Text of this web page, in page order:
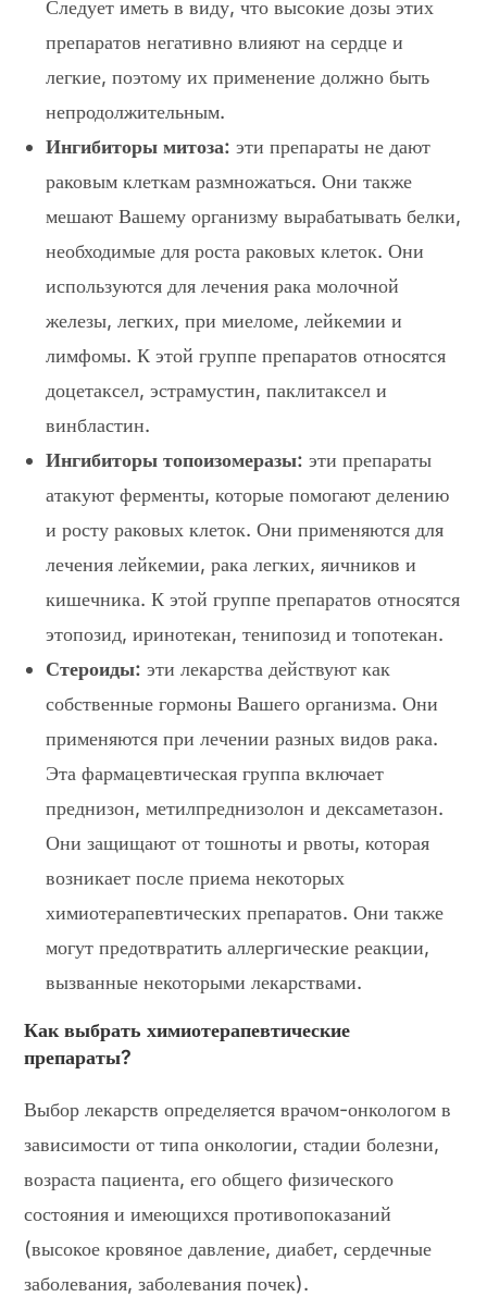
Следует иметь в виду, что высокие дозы этих
препаратов негативно влияют на сердце и
легкие, поэтому их применение должно быть
непродолжительным.
Ингибиторы митоза: эти препараты не дают
раковым клеткам размножаться. Они также
мешают Вашему организму вырабатывать белки,
необходимые для роста раковых клеток. Они
используются для лечения рака молочной
железы, легких, при миеломе, лейкемии и
лимфомы. К этой группе препаратов относятся
доцетаксел, эстрамустин, паклитаксел и
винбластин.
Ингибиторы топоизомеразы: эти препараты
атакуют ферменты, которые помогают делению
и росту раковых клеток. Они применяются для
лечения лейкемии, рака легких, яичников и
кишечника. К этой группе препаратов относятся
этопозид, иринотекан, тенипозид и топотекан.
Стероиды: эти лекарства действуют как
собственные гормоны Вашего организма. Они
применяются при лечении разных видов рака.
Эта фармацевтическая группа включает
преднизон, метилпреднизолон и дексаметазон.
Они защищают от тошноты и рвоты, которая
возникает после приема некоторых
химиотерапевтических препаратов. Они также
могут предотвратить аллергические реакции,
вызванные некоторыми лекарствами.
Как выбрать химиотерапевтические
препараты?
Выбор лекарств определяется врачом-онкологом в
зависимости от типа онкологии, стадии болезни,
возраста пациента, его общего физического
состояния и имеющихся противопоказаний
(высокое кровяное давление, диабет, сердечные
заболевания, заболевания почек).